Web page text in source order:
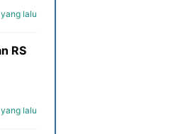
lalu
RS
lalu